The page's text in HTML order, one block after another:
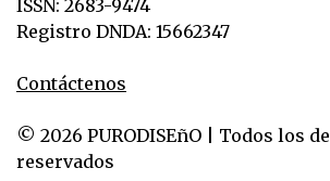
ISSN: 2683-9474
Registro DNDA: 15662347
Contáctenos
© 2026 PURODISEñO | Todos los
reservados